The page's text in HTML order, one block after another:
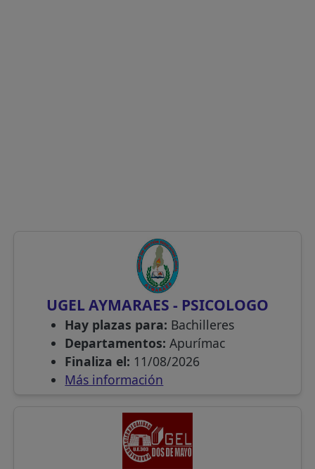
UGEL AYMARAES - PSICOLOGO
Hay plazas para: Bachilleres
Departamentos:Apurímac
Finaliza el: 11/08/2026
Más información